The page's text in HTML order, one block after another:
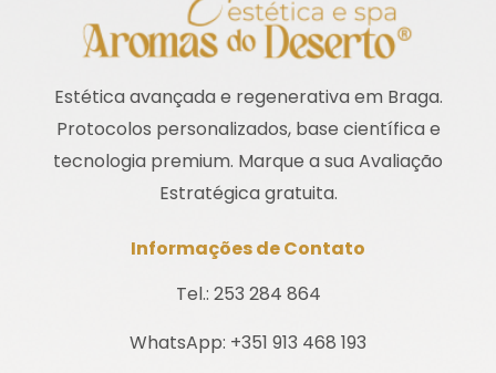
Estética avançada e regenerativa em Braga.
Protocolos personalizados, base científica e
tecnologia premium. Marque a sua Avaliação
Estratégica gratuita.
Informações de Contato
Tel.: 253 284 864
WhatsApp: +351 913 468 193